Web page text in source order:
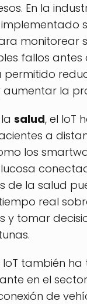
En la
monitorear
fallos antes
permitido
la
salud, el IoT
a
los
de la salud
real
y tomar
también ha
en el
de